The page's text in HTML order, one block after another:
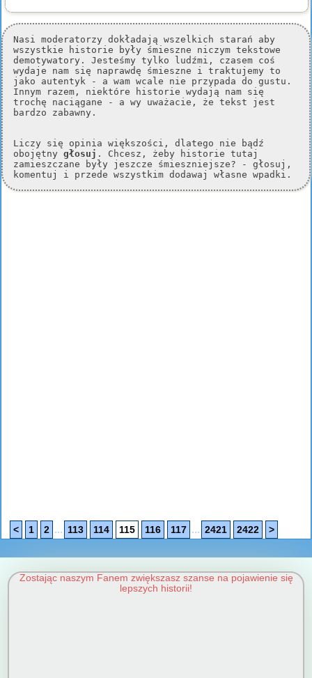
Nasi moderatorzy dokładają wszelkich starań aby
wszystkie historie były śmieszne niczym tekstowe
demotywatory. Jesteśmy tylko ludźmi, czasem coś
wydaje nam się naprawdę śmieszne i traktujemy to
jako autentyk - a wam wcale nie przypada do gustu.
Innym razem, niektóre historie wydają nam się
trochę naciągane - a wy uważacie, że tekst jest
bardzo zabawny.
Liczy się opinia większości, dlatego nie bądź
obojętny głosuj . Chcesz, żeby historie tutaj
zamieszczane były jeszcze śmieszniejsze? - głosuj,
komentuj i przede wszystkim dodawaj własne wpadki.
< 1 2 ... 113 114 115 116 117 ... 2421 2422 >
Zostając naszym Fanem zwiększasz szanse na pojawienie się
lepszych historii!